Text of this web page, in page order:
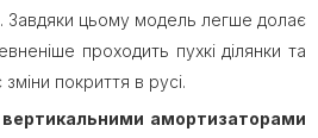
Завдяки цьому модель легше долає
проходить пухкі ділянки та
зміни покриття в русі.
амортизаторами